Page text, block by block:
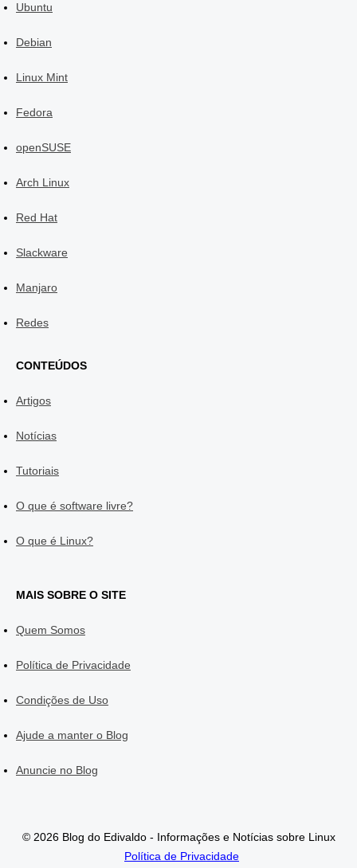
Ubuntu
Debian
Linux Mint
Fedora
openSUSE
Arch Linux
Red Hat
Slackware
Manjaro
Redes
CONTEÚDOS
Artigos
Notícias
Tutoriais
O que é software livre?
O que é Linux?
MAIS SOBRE O SITE
Quem Somos
Política de Privacidade
Condições de Uso
Ajude a manter o Blog
Anuncie no Blog
© 2026 Blog do Edivaldo - Informações e Notícias sobre Linux
Política de Privacidade